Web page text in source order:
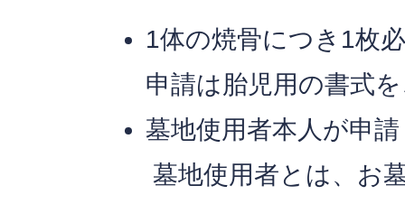
1体の焼骨につき1枚
申請は胎児用の書式
墓地使用者本人が申
墓地使用者とは、お